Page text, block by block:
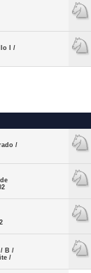
I /
/
/ B /
/